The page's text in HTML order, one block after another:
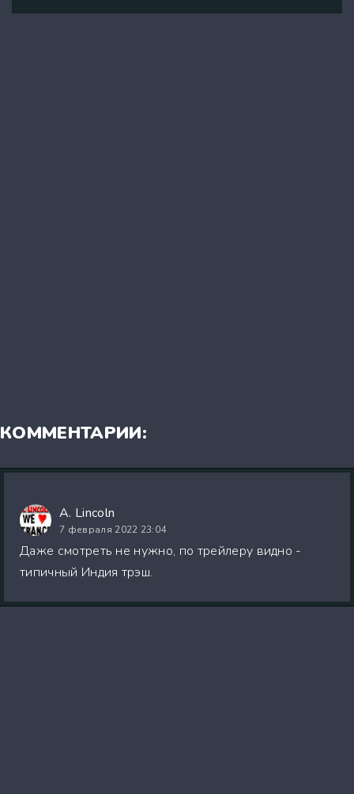
КОММЕНТАРИИ:
A. Lincoln
7 февраля 2022 23:04
Даже смотреть не нужно, по трейлеру видно -
типичный Индия трэш.